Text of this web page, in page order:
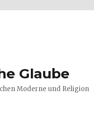
Glaube
Moderne und Religion